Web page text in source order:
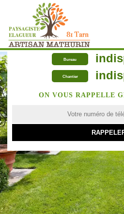
Bureau
Chantier
ON VOUS RAPPELLE